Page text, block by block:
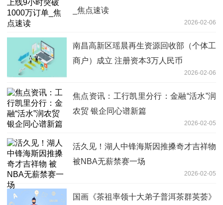
_焦点速读
2026-02-06
南昌高新区瑶晨再生资源回收部（个体工
商户）成立 注册资本3万人民币
2026-02-06
焦点资讯：工行凯里分行：金融“活水”润
农贸 银企同心谱新篇
2026-02-05
活久见！湖人中锋海斯因推搡奇才吉祥物
被NBA无薪禁赛一场
2026-02-05
国画《茶祖率领十大弟子普洱茶群英荟》